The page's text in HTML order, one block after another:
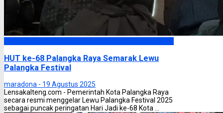
HUT ke-68 Palangka Raya Semarak Lewu
Palangka Festival
maradona - 19 Agustus 2025
Lensakalteng.com - Pemerintah Kota Palangka Raya
secara resmi menggelar Lewu Palangka Festival 2025
sebagai puncak peringatan Hari Jadi ke-68 Kota ...